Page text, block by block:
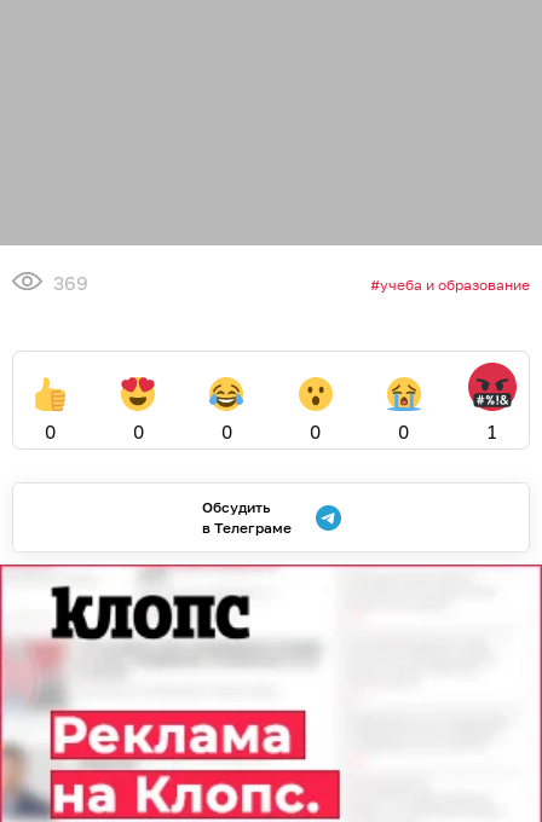
369 учеба и образование
0 0 0 0 0 1
Обсудить
в Телеграме